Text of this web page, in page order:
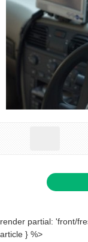
render partial: 'front/
article } %>